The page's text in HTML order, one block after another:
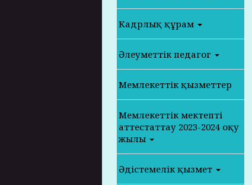
Кадрлық құрам
Әлеуметтік педагог
Мемлекеттік қызметтер
Мемлекеттік мектепті
аттестаттау 2023-2024 оқу
жылы
Әдістемелік қызмет